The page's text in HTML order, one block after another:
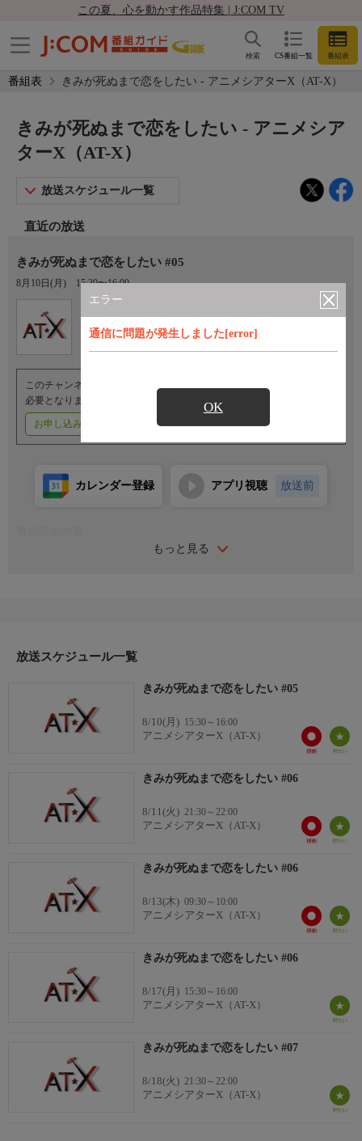
この夏、心を動かす作品特集 | J:COM TV
CS番組一覧 番組表
検索
番組表 きみが死ぬまで恋をしたい - アニメシアターX（AT-X）
エラー
通信に問題が発生しました[error]
OK
きみが死ぬまで恋をしたい - アニメシア
ターX（AT-X）
放送スケジュール一覧
直近の放送
きみが死ぬまで恋をしたい #05
8月10日(月) 15:30〜16:00
このチャンネルのご視聴には、オプションチャンネル(有料)のご契約が
必要となります。
お申し込みはこちら ご利用料金はこちら
もっと見る
カレンダー登録 アプリ視聴 放送前
ミミと出会う――どんな現実が訪れようとも、生きていく。これ
トツキ・シーナ：高橋李依
カガリ・ミミ：日高里菜
放送スケジュール一覧
きみが死ぬまで恋をしたい #05
8/10(月) 15:30～16:00
アニメシアターX（AT-X）
きみが死ぬまで恋をしたい #06
8/11(火) 21:30～22:00
アニメシアターX（AT-X）
きみが死ぬまで恋をしたい #06
8/13(木) 09:30～10:00
アニメシアターX（AT-X）
きみが死ぬまで恋をしたい #06
8/17(月) 15:30～16:00
アニメシアターX（AT-X）
きみが死ぬまで恋をしたい #07
8/18(火) 21:30～22:00
アニメシアターX（AT-X）